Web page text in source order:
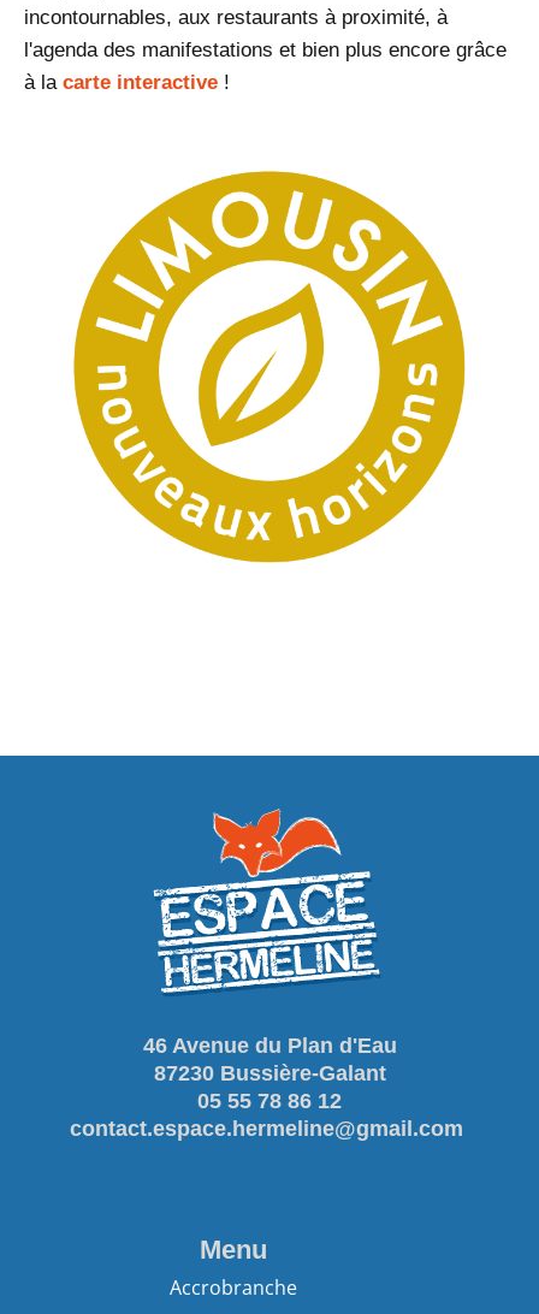
incontournables, aux restaurants à proximité, à
l'agenda des manifestations et bien plus encore grâce
à la carte interactive !
46 Avenue du Plan d'Eau
87230 Bussière-Galant
05 55 78 86 12
contact.espace.hermeline@gmail.com
Menu
Accrobranche